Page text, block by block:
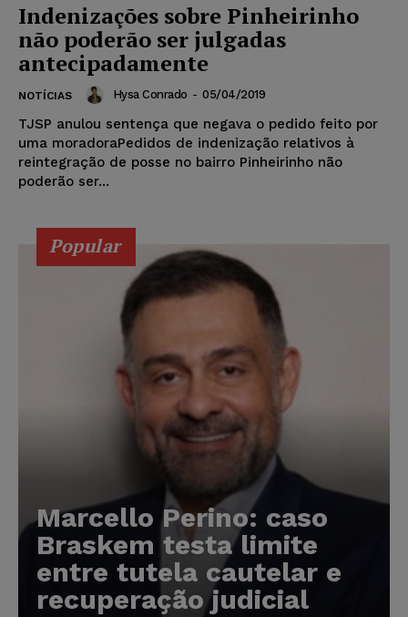
Indenizações sobre Pinheirinho
não poderão ser julgadas
antecipadamente
NOTÍCIAS Hysa Conrado - 05/04/2019
TJSP anulou sentença que negava o pedido feito por
uma moradoraPedidos de indenização relativos à
reintegração de posse no bairro Pinheirinho não
poderão ser...
Popular
Marcello Perino: caso
Braskem testa limite
entre tutela cautelar e
recuperação judicial